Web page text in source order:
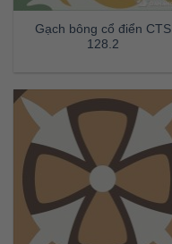
Gạch bông cổ điển CTS
128.2